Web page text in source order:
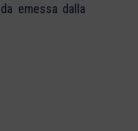
emessa dalla